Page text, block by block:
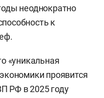
неоднократно
к
«уникальная
проявится
РФ в 2025 году